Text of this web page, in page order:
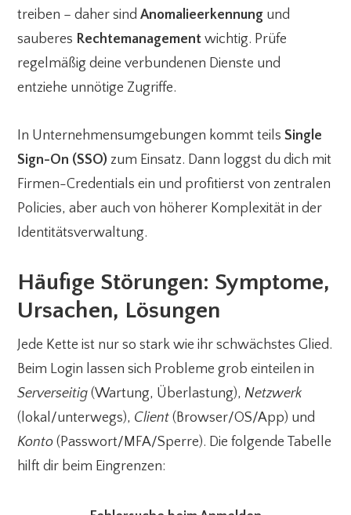
treiben – daher sindAnomalieerkennung und
sauberes Rechtemanagement wichtig. Prüfe
regelmäßig deine verbundenen Dienste und
entziehe unnötige Zugriffe.
In Unternehmensumgebungen kommt teilsSingle
Sign-On (SSO) zum Einsatz. Dann loggst du dich mit
Firmen-Credentials ein und profitierst von zentralen
Policies, aber auch von höherer Komplexität in der
Identitätsverwaltung.
Häufige Störungen: Symptome,
Ursachen, Lösungen
Jede Kette ist nur so stark wie ihr schwächstes Glied.
Beim Login lassen sich Probleme grob einteilen in
Serverseitig (Wartung, Überlastung),Netzwerk
(lokal/unterwegs), Client (Browser/OS/App) und
Konto (Passwort/MFA/Sperre). Die folgende Tabelle
hilft dir beim Eingrenzen: